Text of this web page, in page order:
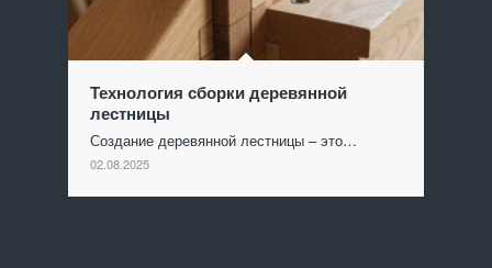
Технология сборки деревянной
лестницы
Создание деревянной лестницы – это…
02.08.2025